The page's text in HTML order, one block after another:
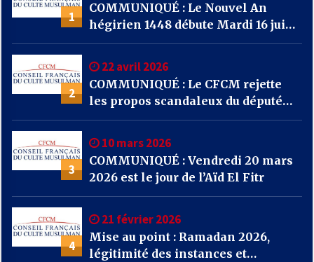
1
COMMUNIQUÉ : Le Nouvel An
hégirien 1448 débute Mardi 16 juin
2026
2
22 avril 2026
COMMUNIQUÉ : Le CFCM rejette
les propos scandaleux du député
RN Julien Odoul.
3
10 mars 2026
COMMUNIQUÉ : Vendredi 20 mars
2026 est le jour de l’Aïd El Fitr
4
21 février 2026
Mise au point : Ramadan 2026,
légitimité des instances et